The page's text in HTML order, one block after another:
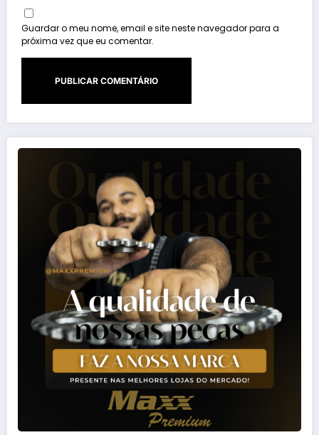
Guardar o meu nome, email e site neste navegador para a
próxima vez que eu comentar.